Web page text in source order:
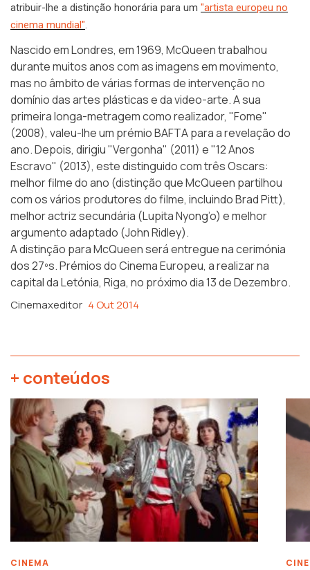
atribuir-lhe a distinção honorária para um "artista europeu no
cinema mundial".
Nascido em Londres, em 1969, McQueen trabalhou
durante muitos anos com as imagens em movimento,
mas no âmbito de várias formas de intervenção no
domínio das artes plásticas e da video-arte. A sua
primeira longa-metragem como realizador, "Fome"
(2008), valeu-lhe um prémio BAFTA para a revelação do
ano. Depois, dirigiu "Vergonha" (2011) e "12 Anos
Escravo" (2013), este distinguido com três Oscars:
melhor filme do ano (distinção que McQueen partilhou
com os vários produtores do filme, incluindo Brad Pitt),
melhor actriz secundária (Lupita Nyong’o) e melhor
argumento adaptado (John Ridley).
A distinção para McQueen será entregue na cerimónia
dos27ºs. Prémios do Cinema Europeu, a realizar na
capital da Letónia, Riga, no próximo dia 13 de Dezembro.
Cinemaxeditor 4 Out 2014
+ conteúdos
CINEMA